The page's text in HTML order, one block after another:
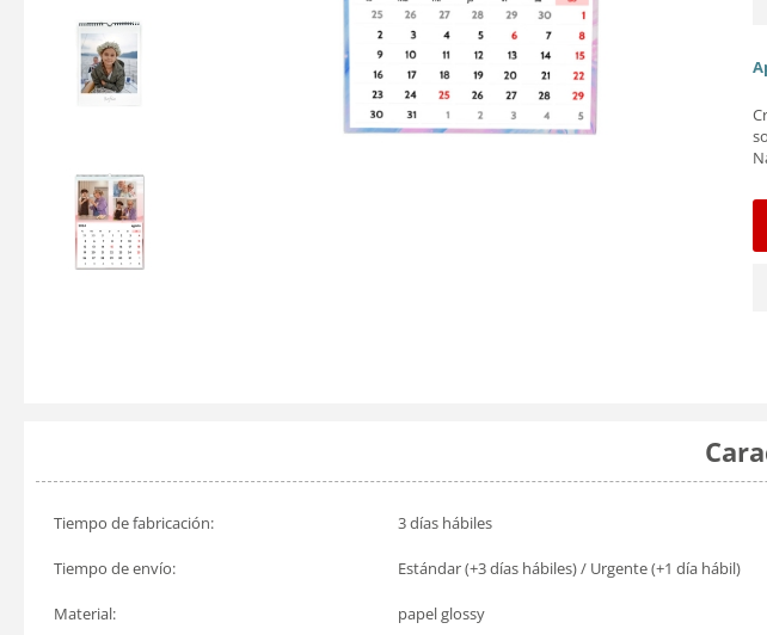
Tiempo de fabricación: 3 días hábiles
Tiempo de envío: Estándar (+3 días hábiles) / Urgente (+1 día hábil)
Material: papel glossy